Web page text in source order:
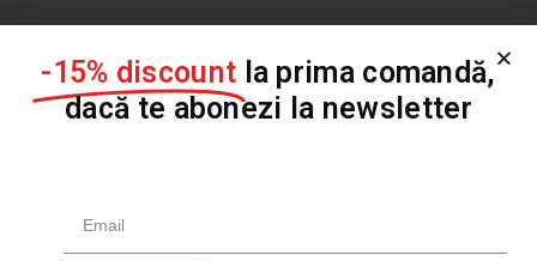
Produse similare
-15% discount la prima comandă,
dacă te abonezi la newsletter